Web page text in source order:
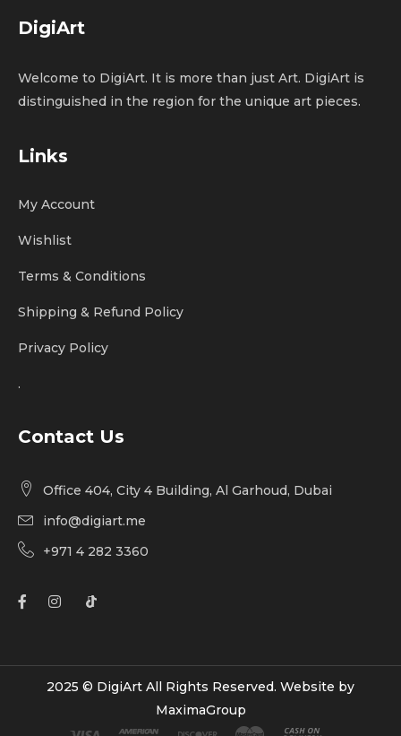
DigiArt
Welcome to DigiArt. It is more than just Art. DigiArt is
distinguished in the region for the unique art pieces.
Links
My Account
Wishlist
Terms & Conditions
Shipping & Refund Policy
Privacy Policy
.
Contact Us
Office 404, City 4 Building, Al Garhoud, Dubai
info@digiart.me
+971 4 282 3360
2025 © DigiArt All Rights Reserved. Website by
MaximaGroup